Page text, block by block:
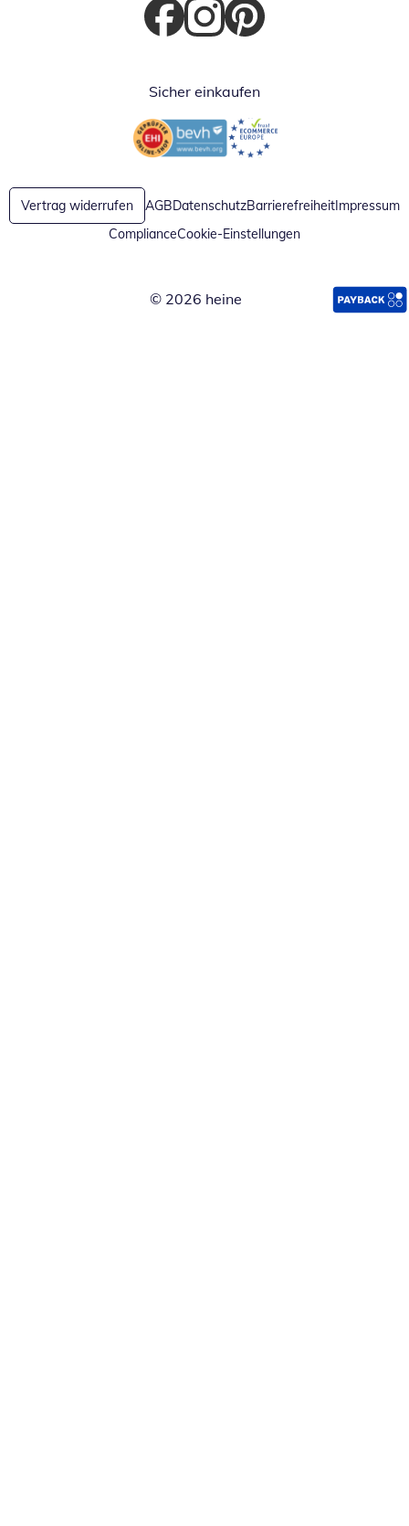
Öffnet in neuem Fenster
Öffnet in neuem Fenster
Öffnet in neuem Fenster
Sicher einkaufen
Öffnet in neuem FensterÖffnet in neuem Fenster
Vertrag widerrufen AGBDatenschutzBarrierefreiheitImpressum
ComplianceCookie-Einstellungen
© 2026 heine